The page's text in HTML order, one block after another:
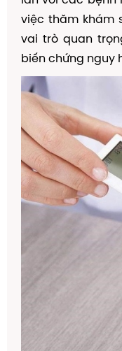
Kiến Thức Về Tam
Kiến Thức Về Tiểu
Kiến Thức Về Dầu
Kiến Thức Về Máy
Nấm Lưỡi
việc thăm khám
vai trò quan
biến chứng nguy